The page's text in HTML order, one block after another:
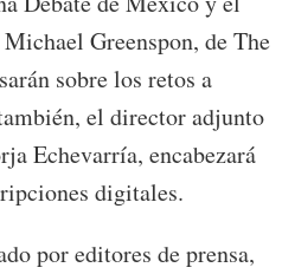
Greenspon, de The
sobre los retos a
el director adjunto
Echevarría, encabezará
digitales.
por editores de prensa,